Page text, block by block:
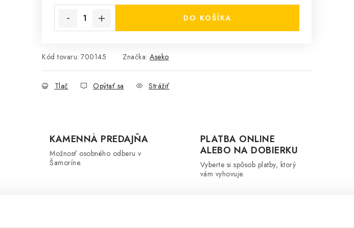
DO KOŠÍKA
Kód tovaru: 700145 Značka: Aseko
Tlač Opýtať sa Strážiť
KAMENNÁ PREDAJŇA
Možnosť osobného odberu v
Šamoríne.
PLATBA ONLINE
ALEBO NA DOBIERKU
Vyberte si spôsob platby, ktorý
vám vyhovuje.